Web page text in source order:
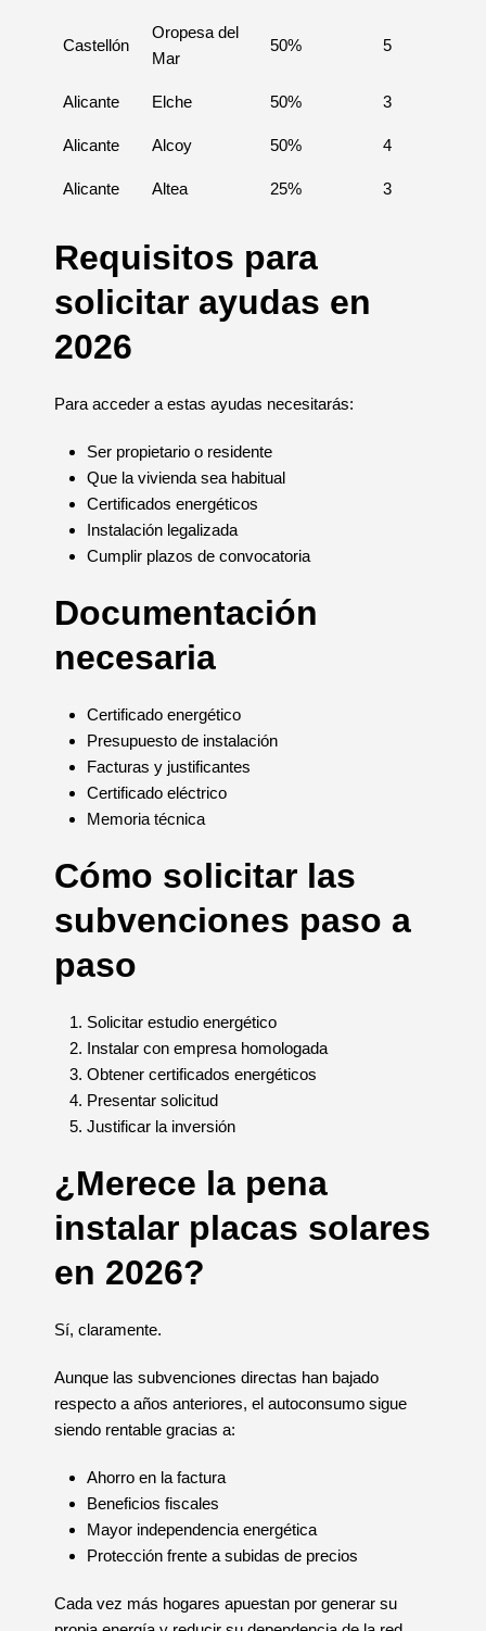
Castellón
Oropesa del
Mar
50% 5
Alicante Elche 50% 3
Alicante Alcoy 50% 4
Alicante Altea 25% 3
Requisitos para
solicitar ayudas en
2026
Para acceder a estas ayudas necesitarás:
Ser propietario o residente
Que la vivienda sea habitual
Certificados energéticos
Instalación legalizada
Cumplir plazos de convocatoria
Documentación
necesaria
Certificado energético
Presupuesto de instalación
Facturas y justificantes
Certificado eléctrico
Memoria técnica
Cómo solicitar las
subvenciones paso a
paso
Solicitar estudio energético
Instalar con empresa homologada
Obtener certificados energéticos
Presentar solicitud
Justificar la inversión
¿Merece la pena
instalar placas solares
en 2026?
Sí, claramente.
Aunque las subvenciones directas han bajado
respecto a años anteriores, el autoconsumo sigue
siendo rentable gracias a:
Ahorro en la factura
Beneficios fiscales
Mayor independencia energética
Protección frente a subidas de precios
Cada vez más hogares apuestan por generar su